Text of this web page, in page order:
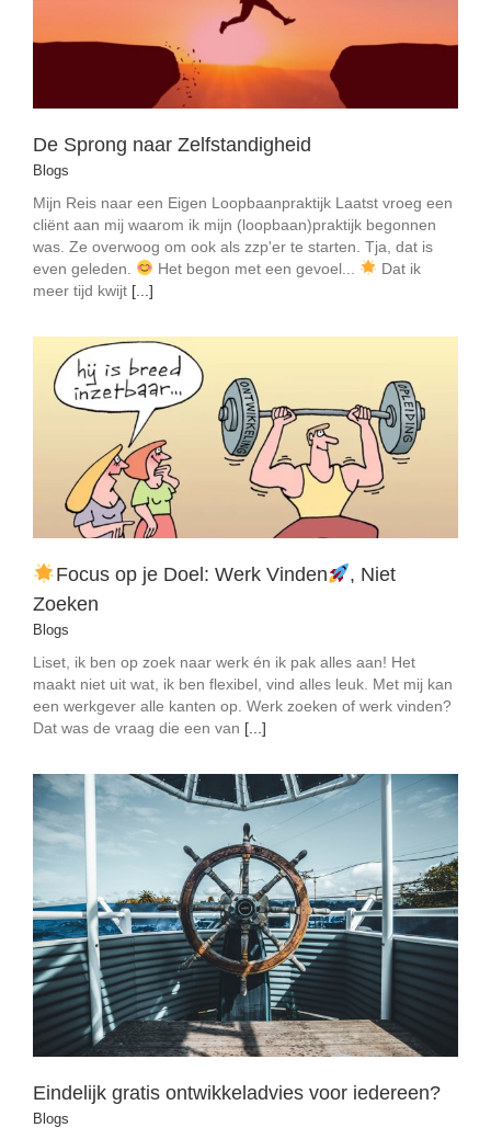
De Sprong naar Zelfstandigheid
Blogs
De Sprong naar Zelfstandigheid
Blogs
Mijn Reis naar een Eigen Loopbaanpraktijk Laatst vroeg een
cliënt aan mij waarom ik mijn (loopbaan)praktijk begonnen
was. Ze overwoog om ook als zzp'er te starten. Tja, dat is
even geleden.
Het begon met een gevoel...
Dat ik
meer tijd kwijt [...]
Focus op je Doel: Werk Vinden , Niet Zoeken
Blogs
Focus op je Doel: Werk Vinden
, Niet
Zoeken
Blogs
Liset, ik ben op zoek naar werk én ik pak alles aan! Het
maakt niet uit wat, ik ben flexibel, vind alles leuk. Met mij kan
een werkgever alle kanten op. Werk zoeken of werk vinden?
Dat was de vraag die een van [...]
Eindelijk gratis ontwikkeladvies voor iedereen?
Blogs
Eindelijk gratis ontwikkeladvies voor iedereen?
Blogs